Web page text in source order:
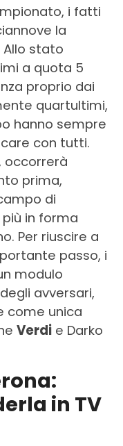
i fatti
la
Allo stato
a quota 5
proprio dai
quartultimi,
hanno sempre
con tutti.
occorrerà
prima,
di
in forma
Per riuscire a
passo, i
modulo
avversari,
come unica
Verdie Darko
in TV